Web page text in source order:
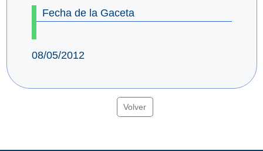
Fecha de la Gaceta
08/05/2012
Volver